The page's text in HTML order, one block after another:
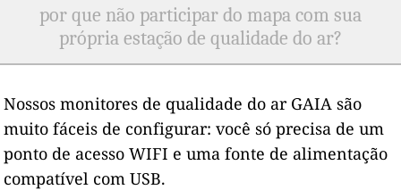
por que não participar do mapa com sua
própria estação de qualidade do ar?
Nossos monitores de qualidade do ar GAIA são
muito fáceis de configurar: você só precisa de um
ponto de acesso WIFI e uma fonte de alimentação
compatível com USB.